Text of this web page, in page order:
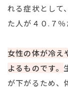
れる症状として
た人が４０.７％
女性の体が冷え
よるものです。
が下がるため、